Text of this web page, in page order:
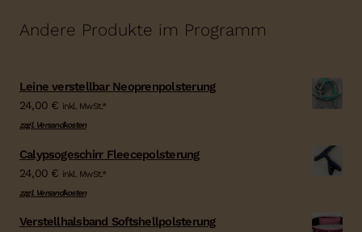
Andere Produkte im Programm
Leine verstellbar Neoprenpolsterung
24,00 € inkl. MwSt.*
zzgl. Versandkosten
Calypsogeschirr Fleecepolsterung
24,00 € inkl. MwSt.*
zzgl. Versandkosten
Verstellhalsband Softshellpolsterung